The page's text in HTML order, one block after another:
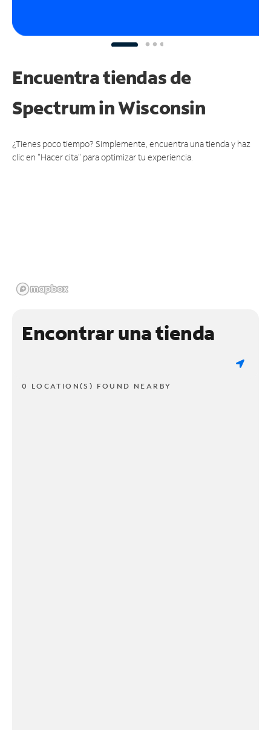
Encuentra tiendas de
Spectrumin Wisconsin
¿Tienes poco tiempo? Simplemente, encuentra una tienda y haz
clic en "Hacer cita" para optimizar tu experiencia.
Encontrar una tienda
0 LOCATION(S) FOUND NEARBY